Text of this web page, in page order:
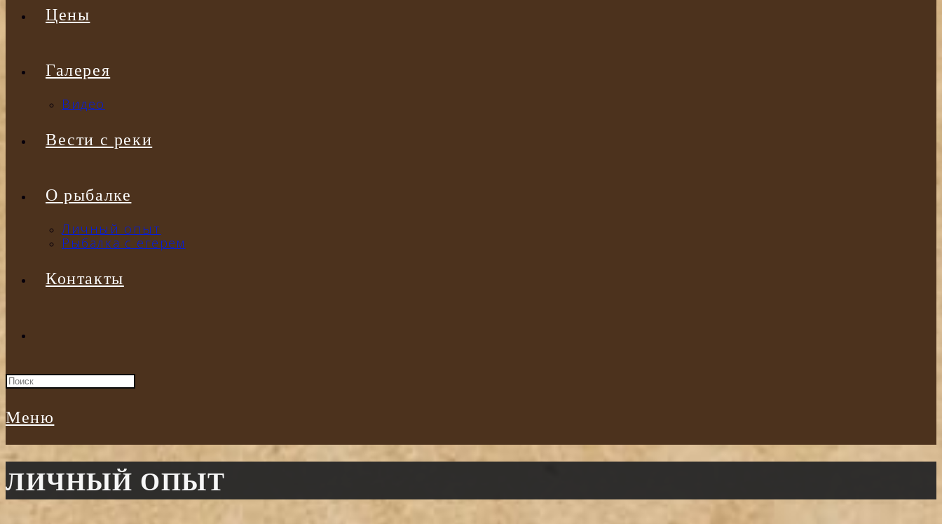
Цены
Галерея
Видео
Вести с реки
О рыбалке
Личный опыт
Рыбалка с егерем
Контакты
Меню
ЛИЧНЫЙ ОПЫТ